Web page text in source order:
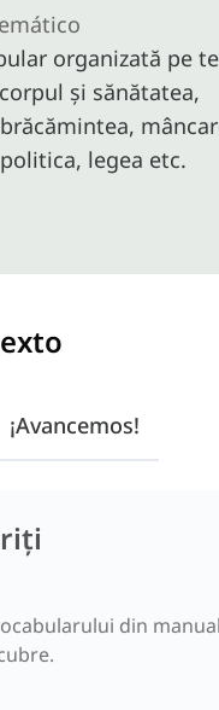
organizată pe
și sănătatea,
legea etc.
¡Avancemos!
din